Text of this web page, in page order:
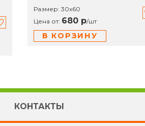
Размер: 30x60
Цена от: 680 р/шт
В КОРЗИНУ
КОНТАКТЫ